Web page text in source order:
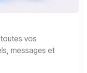
vos
messages et